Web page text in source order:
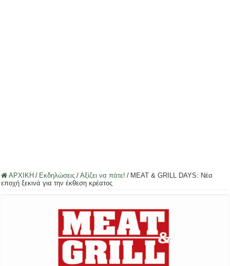
ΑΡΧΙΚΗ / Εκδηλώσεις / Αξίζει να πάτε! / MEAT & GRILL DAYS: Νέα
εποχή ξεκινά για την έκθεση κρέατος